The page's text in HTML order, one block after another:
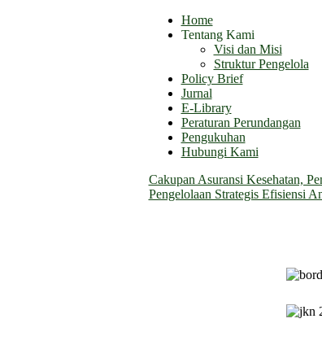
Home
Tentang Kami
Visi dan Misi
Struktur Pengelola
Policy Brief
Jurnal
E-Library
Peraturan Perundangan
Pengukuhan
Hubungi Kami
Cakupan Asuransi Kesehatan,
Pengelolaan Strategis Efisiensi